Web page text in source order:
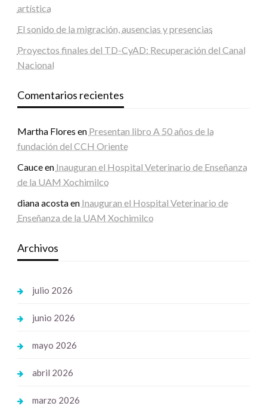
artística
El sonido de la migración, ausencias y presencias
Proyectos finales del TD-CyAD: Recuperación del Canal
Nacional
Comentarios recientes
Martha Flores en Presentan libro A 50 años de la
fundación del CCH Oriente
Cauceen Inauguran el Hospital Veterinario de Enseñanza
de la UAM Xochimilco
diana acostaen Inauguran el Hospital Veterinario de
Enseñanza de la UAM Xochimilco
Archivos
julio 2026
junio 2026
mayo 2026
abril 2026
marzo 2026